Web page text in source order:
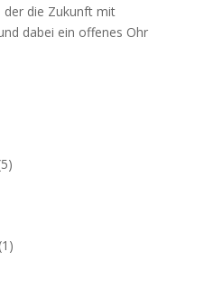
der die Zukunft mit
dabei ein offenes Ohr